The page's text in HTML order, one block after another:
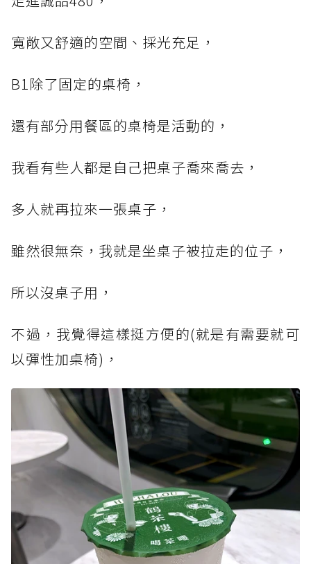
寬敞又舒適的空間、採光充足，
B1除了固定的桌椅，
還有部分用餐區的桌椅是活動的，
我看有些人都是自己把桌子喬來喬去，
多人就再拉來一張桌子，
雖然很無奈，我就是坐桌子被拉走的位子，
所以沒桌子用，
不過，我覺得這樣挺方便的(就是有需要就可
以彈性加桌椅)，